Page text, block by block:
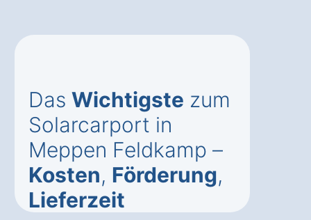
Das Wichtigste zum
Solarcarport in
Meppen Feldkamp –
Kosten, Förderung,
Lieferzeit